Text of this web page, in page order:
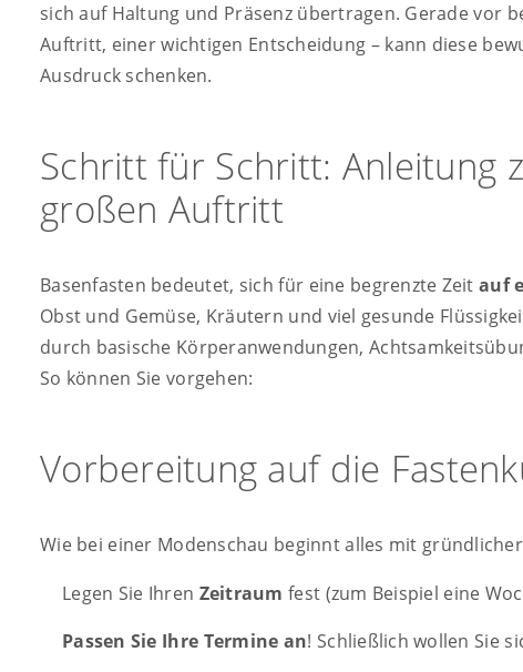
sich auf Haltung und Präsenz übertragen. Gerade vor
Auftritt, einer wichtigen Entscheidung – kann diese
Ausdruck schenken.
Schritt für Schritt: Anleitung
großen Auftritt
Basenfasten bedeutet, sich für eine begrenzte Zeitauf
Obst und Gemüse, Kräutern und viel gesunde
durch basische Körperanwendungen,
So können Sie vorgehen:
Vorbereitung auf die
Wie bei einer Modenschau beginnt alles mit
Legen Sie Ihren Zeitraumfest (zum Beispiel eine
Passen Sie Ihre Termine an! Schließlich wollen Sie